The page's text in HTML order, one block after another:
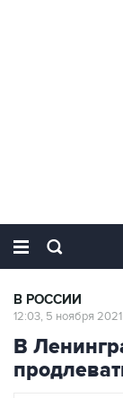
В РОССИИ
12:03, 5 ноября 2021
В